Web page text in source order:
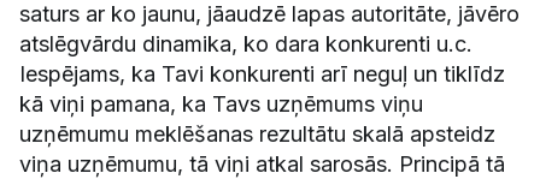
saturs ar ko jaunu, jāaudzē lapas autoritāte, jāvēro
atslēgvārdu dinamika, ko dara konkurenti u.c.
Iespējams, ka Tavi konkurenti arī neguļ un tiklīdz
kā viņi pamana, ka Tavs uzņēmums viņu
uzņēmumu meklēšanas rezultātu skalā apsteidz
viņa uzņēmumu, tā viņi atkal sarosās. Principā tā